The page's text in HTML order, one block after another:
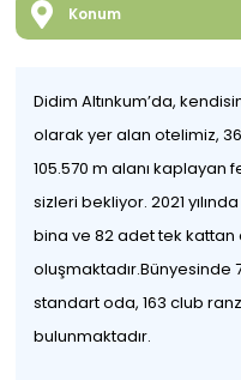
Konum
Didim Altınkum’da,
olarak yer alan otelimiz,
105.570 m alanı kaplayan
sizleri bekliyor. 2021
bina ve 82 adet tek
oluşmaktadır.Bünyesinde
standart oda, 163 club
bulunmaktadır.